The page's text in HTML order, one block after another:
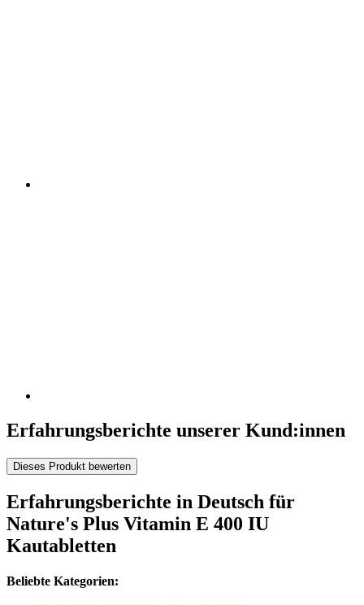
Erfahrungsberichte unserer Kund:innen
Dieses Produkt bewerten
Erfahrungsberichte in Deutsch für
Nature's Plus Vitamin E 400 IU
Kautabletten
Beliebte Kategorien: